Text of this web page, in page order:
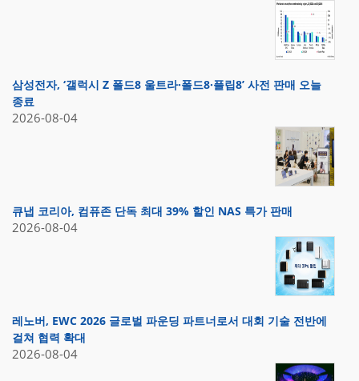
삼성전자, ‘갤럭시 Z 폴드8 울트라·폴드8·플립8’ 사전 판매 오늘
종료
2026-08-04
큐냅 코리아, 컴퓨존 단독 최대 39% 할인 NAS 특가 판매
2026-08-04
레노버, EWC 2026 글로벌 파운딩 파트너로서 대회 기술 전반에
걸쳐 협력 확대
2026-08-04